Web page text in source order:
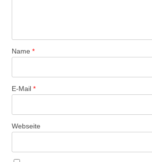
Name *
E-Mail *
Webseite